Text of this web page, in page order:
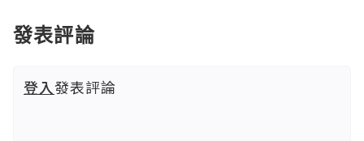
發表評論
登入發表評論